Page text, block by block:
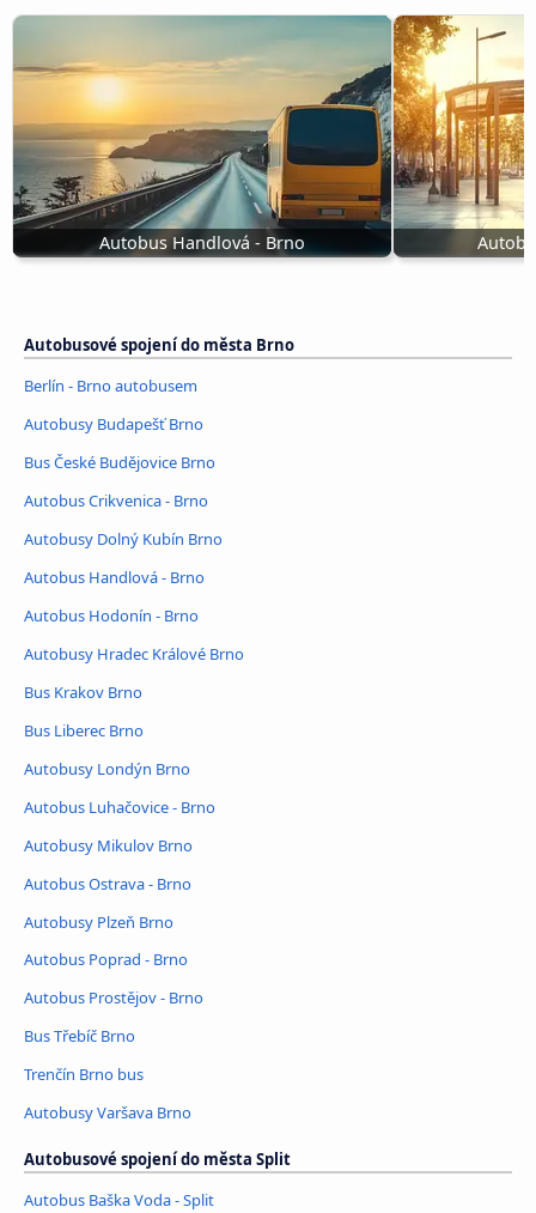
Autobus Handlová - Brno
Autobusové spojení do města Brno
Berlín - Brno autobusem
Autobusy Budapešť Brno
Bus České Budějovice Brno
Autobus Crikvenica - Brno
Autobusy Dolný Kubín Brno
Autobus Handlová - Brno
Autobus Hodonín - Brno
Autobusy Hradec Králové Brno
Bus Krakov Brno
Bus Liberec Brno
Autobusy Londýn Brno
Autobus Luhačovice - Brno
Autobusy Mikulov Brno
Autobus Ostrava - Brno
Autobusy Plzeň Brno
Autobus Poprad - Brno
Autobus Prostějov - Brno
Bus Třebíč Brno
Trenčín Brno bus
Autobusy Varšava Brno
Autobusové spojení do města Split
Autobus Baška Voda - Split